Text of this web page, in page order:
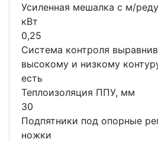
Усиленная мешалка с м/
кВт
0,25
Система контроля
высокому и низкому
есть
Теплоизоляция ППУ, мм
30
Подпятники под опорные
ножки